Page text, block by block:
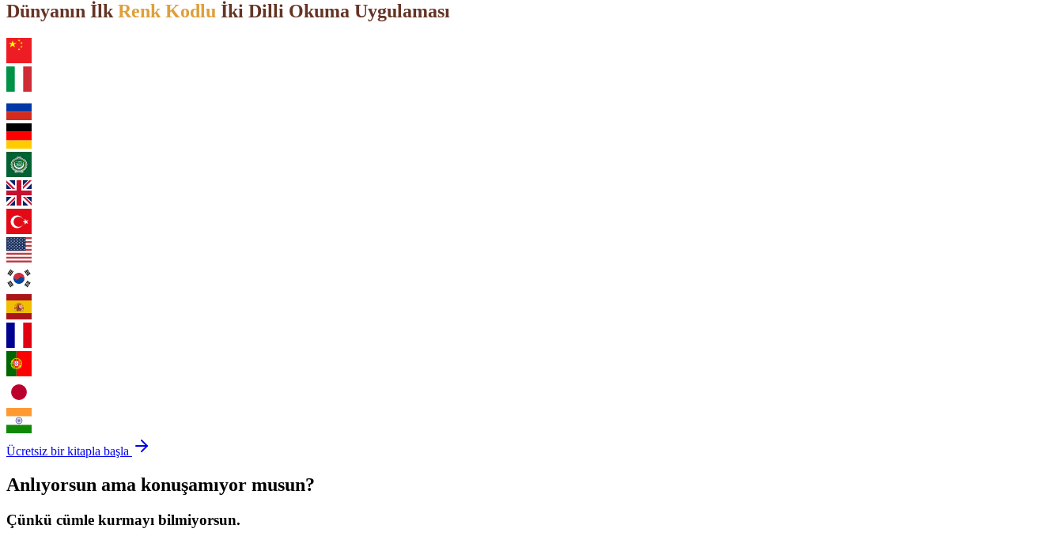
Dünyanın İlk Renk Kodlu İki Dilli Okuma Uygulaması
Ücretsiz bir kitapla başla
Anlıyorsun ama konuşamıyor musun?
Çünkü cümle kurmayı bilmiyorsun.